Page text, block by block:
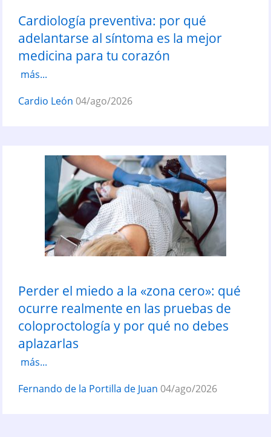
Cardiología preventiva: por qué
adelantarse al síntoma es la mejor
medicina para tu corazón
más...
Cardio León 04/ago/2026
Perder el miedo a la «zona cero»: qué
ocurre realmente en las pruebas de
coloproctología y por qué no debes
aplazarlas
más...
Fernando de la Portilla de Juan 04/ago/2026